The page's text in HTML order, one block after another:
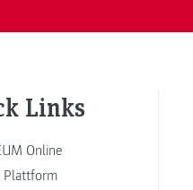
Links
Online